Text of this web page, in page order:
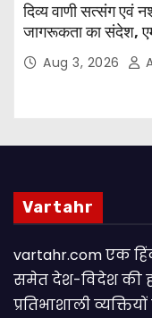
दिव्य वाणी सत्संग एवं
जागरूकता का संदेश,
संकल्पAug 3, 2026
Vartahr
vartahr.com एक
समेत देश-विदेश की
प्रतिभाशाली